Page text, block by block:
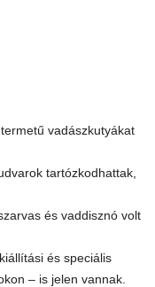
vadászkutyákat
tartózkodhattak,
és vaddisznó volt
és speciális
– is jelen vannak.